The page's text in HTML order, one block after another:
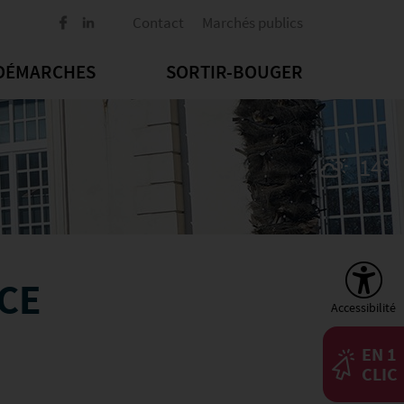
Contact Marchés publics
SORTIR-BOUGER
Accessibilité
EN 1
CLIC
14°